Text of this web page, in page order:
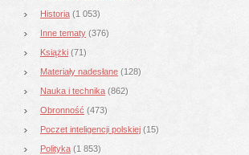
Historia (1 053)
Inne tematy (376)
Książki (71)
Materiały nadesłane (128)
Nauka i technika (862)
Obronność (473)
Poczet inteligencji polskiej (15)
Polityka (1 853)